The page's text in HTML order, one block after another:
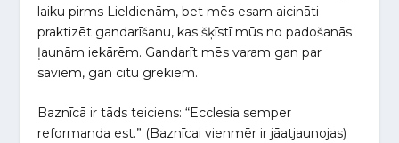
laiku pirms Lieldienām, bet mēs esam aicināti
praktizēt gandarīšanu, kas šķīstī mūs no padošanās
ļaunām iekārēm. Gandarīt mēs varam gan par
saviem, gan citu grēkiem.
Baznīcā ir tāds teiciens: “Ecclesia semper
reformanda est.” (Baznīcai vienmēr ir jāatjaunojas)